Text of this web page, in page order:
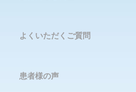
よくいただくご質問
患者様の声